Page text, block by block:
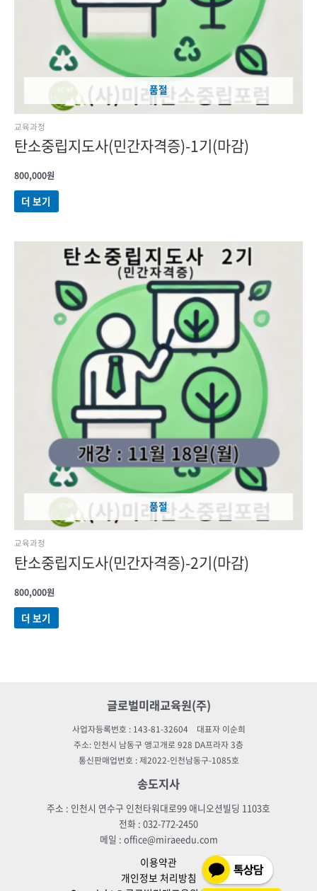
품절
교육과정
탄소중립지도사(민간자격증)-1기(마감)
800,000원
더 보기
품절
교육과정
탄소중립지도사(민간자격증)-2기(마감)
800,000원
더 보기
글로벌미래교육원(주)
사업자등록번호 : 143-81-32604 대표자 이순희
주소: 인천시 남동구 앵고개로 928 DA프라자 3층
통신판매업번호 : 제2022-인천남동구-1085호
송도지사
주소 : 인천시 연수구 인천타워대로99 애니오션빌딩 1103호
전화 : 032-772-2450
메일 : office@miraeedu.com
이용약관
개인정보 처리방침